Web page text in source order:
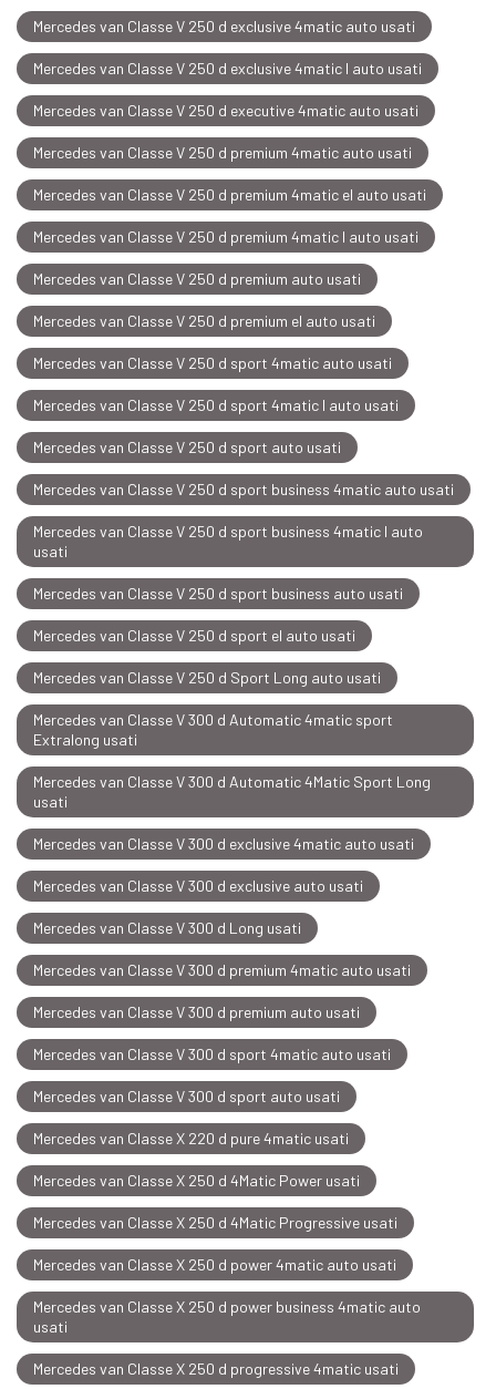
Mercedes van Classe V 250 d exclusive 4matic auto usati
Mercedes van Classe V 250 d exclusive 4matic l auto usati
Mercedes van Classe V 250 d executive 4matic auto usati
Mercedes van Classe V 250 d premium 4matic auto usati
Mercedes van Classe V 250 d premium 4matic el auto usati
Mercedes van Classe V 250 d premium 4matic l auto usati
Mercedes van Classe V 250 d premium auto usati
Mercedes van Classe V 250 d premium el auto usati
Mercedes van Classe V 250 d sport 4matic auto usati
Mercedes van Classe V 250 d sport 4matic l auto usati
Mercedes van Classe V 250 d sport auto usati
Mercedes van Classe V 250 d sport business 4matic auto usati
Mercedes van Classe V 250 d sport business 4matic l auto
usati
Mercedes van Classe V 250 d sport business auto usati
Mercedes van Classe V 250 d sport el auto usati
Mercedes van Classe V 250 d Sport Long auto usati
Mercedes van Classe V 300 d Automatic 4matic sport
Extralong usati
Mercedes van Classe V 300 d Automatic 4Matic Sport Long
usati
Mercedes van Classe V 300 d exclusive 4matic auto usati
Mercedes van Classe V 300 d exclusive auto usati
Mercedes van Classe V 300 d Long usati
Mercedes van Classe V 300 d premium 4matic auto usati
Mercedes van Classe V 300 d premium auto usati
Mercedes van Classe V 300 d sport 4matic auto usati
Mercedes van Classe V 300 d sport auto usati
Mercedes van Classe X 220 d pure 4matic usati
Mercedes van Classe X 250 d 4Matic Power usati
Mercedes van Classe X 250 d 4Matic Progressive usati
Mercedes van Classe X 250 d power 4matic auto usati
Mercedes van Classe X 250 d power business 4matic auto
usati
Mercedes van Classe X 250 d progressive 4matic usati